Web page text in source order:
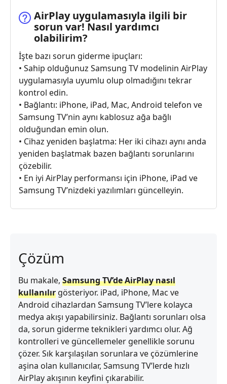
AirPlay uygulamasıyla ilgili bir
sorun var! Nasıl yardımcı
olabilirim?
İşte bazı sorun giderme ipuçları:
• Sahip olduğunuz Samsung TV modelinin AirPlay
uygulamasıyla uyumlu olup olmadığını tekrar
kontrol edin.
• Bağlantı: iPhone, iPad, Mac, Android telefon ve
Samsung TV’nin aynı kablosuz ağa bağlı
olduğundan emin olun.
• Cihaz yeniden başlatma: Her iki cihazı aynı anda
yeniden başlatmak bazen bağlantı sorunlarını
çözebilir.
• En iyi AirPlay performansı için iPhone, iPad ve
Samsung TV’nizdeki yazılımları güncelleyin.
Çözüm
Bu makale, Samsung TV’de AirPlay nasıl
kullanılır gösteriyor. iPad, iPhone, Mac ve
Android cihazlardan Samsung TV’lere kolayca
medya akışı yapabilirsiniz. Bağlantı sorunları olsa
da, sorun giderme teknikleri yardımcı olur. Ağ
kontrolleri ve güncellemeler genellikle sorunu
çözer. Sık karşılaşılan sorunlara ve çözümlerine
aşina olan kullanıcılar, Samsung TV’lerde hızlı
AirPlay akışının keyfini çıkarabilir.